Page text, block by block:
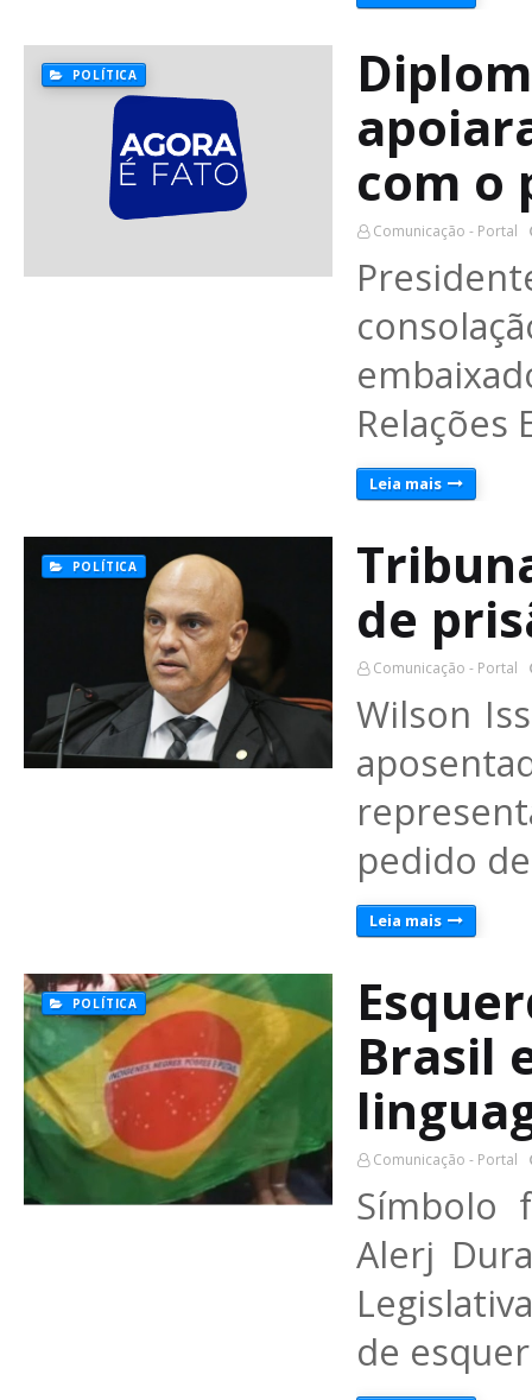
POLÍTICA
com o
Comunicação - Portal
Relações
Leia mais
POLÍTICA
de
Comunicação - Portal
Wilson
pedido
Leia mais
POLÍTICA
Brasil
Comunicação - Portal
Símbolo
Alerj
de